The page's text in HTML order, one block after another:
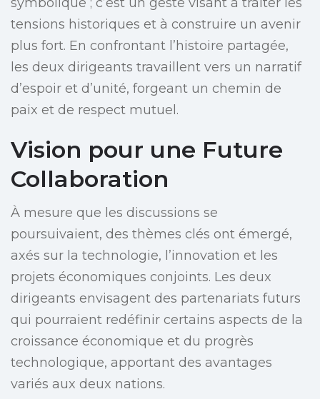
tensions historiques et à construire un avenir
plus fort. En confrontant l’histoire partagée,
les deux dirigeants travaillent vers un narratif
d’espoir et d’unité, forgeant un chemin de
paix et de respect mutuel.
Vision pour une Future
Collaboration
À mesure que les discussions se
poursuivaient, des thèmes clés ont émergé,
axés sur la technologie, l’innovation et les
projets économiques conjoints. Les deux
dirigeants envisagent des partenariats futurs
qui pourraient redéfinir certains aspects de la
croissance économique et du progrès
technologique, apportant des avantages
variés aux deux nations.